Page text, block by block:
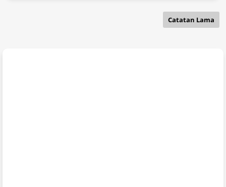
Catatan Lama